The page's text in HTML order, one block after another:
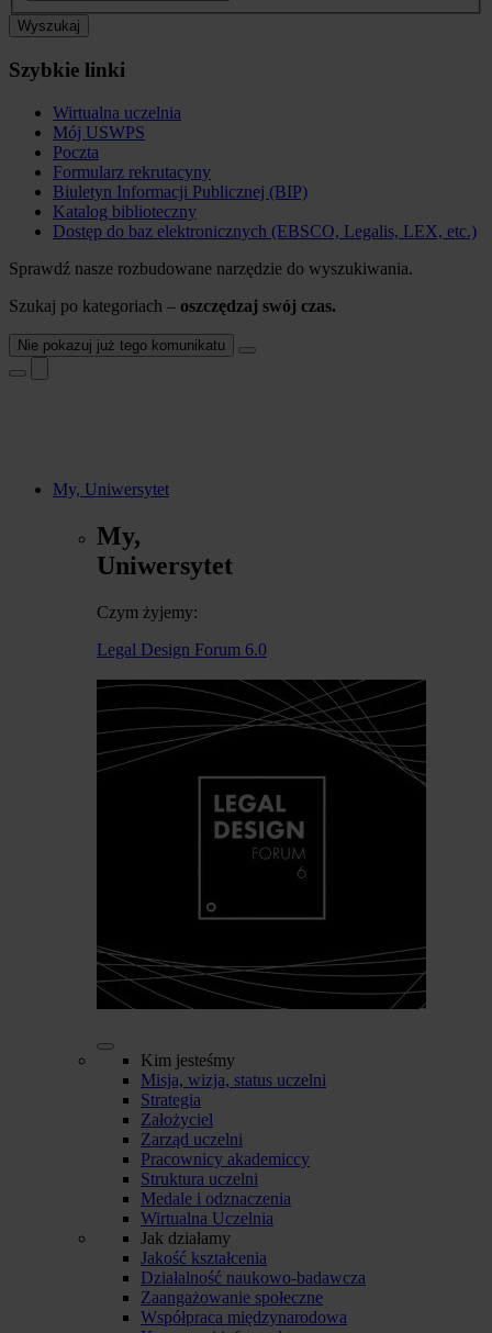
Wyszukaj
Szybkie linki
Wirtualna uczelnia
Mój USWPS
Poczta
Formularz rekrutacyny
Biuletyn Informacji Publicznej (BIP)
Katalog biblioteczny
Dostęp do baz elektronicznych (EBSCO, Legalis, LEX, etc.)
Sprawdź nasze rozbudowane narzędzie do wyszukiwania.
Szukaj po kategoriach – oszczędzaj swój czas.
Nie pokazuj już tego komunikatu
My, Uniwersytet
My,
Uniwersytet
Czym żyjemy:
Legal Design Forum 6.0
Kim jesteśmy
Misja, wizja, status uczelni
Strategia
Założyciel
Zarząd uczelni
Pracownicy akademiccy
Struktura uczelni
Medale i odznaczenia
Wirtualna Uczelnia
Jak działamy
Jakość kształcenia
Działalność naukowo-badawcza
Zaangażowanie społeczne
Współpraca międzynarodowa